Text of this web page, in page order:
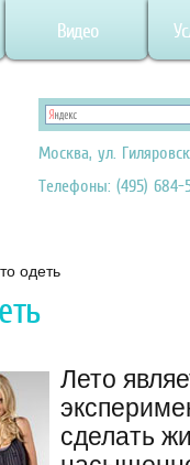
Видео
Москва, ул.
Телефоны: (495) 684-
одеть
Лето
сделать